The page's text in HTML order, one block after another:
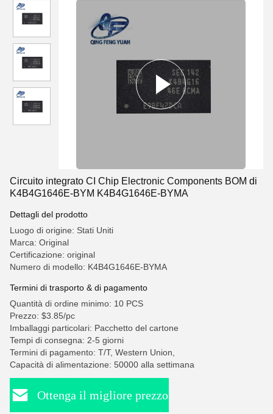
Circuito integrato CI Chip Electronic Components BOM di
K4B4G1646E-BYM K4B4G1646E-BYMA
Dettagli del prodotto
Luogo di origine: Stati Uniti
Marca: Original
Certificazione: original
Numero di modello: K4B4G1646E-BYMA
Termini di trasporto & di pagamento
Quantità di ordine minimo: 10 PCS
Prezzo: $3.85/pc
Imballaggi particolari: Pacchetto del cartone
Tempi di consegna: 2-5 giorni
Termini di pagamento: T/T, Western Union,
Capacità di alimentazione: 50000 alla settimana
Ottenga il migliore prezzo